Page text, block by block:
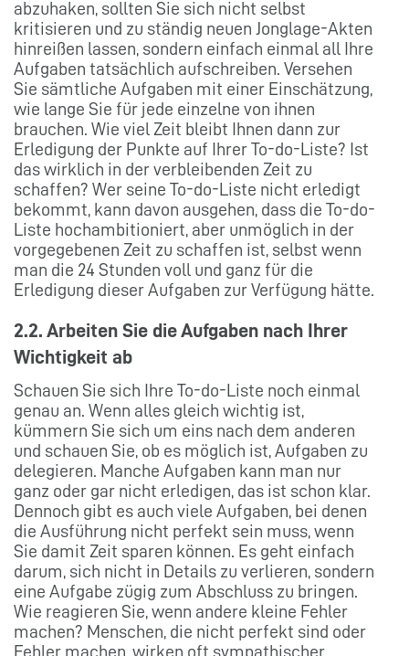
abzuhaken, sollten Sie sich nicht selbst
kritisieren und zu ständig neuen Jonglage-Akten
hinreißen lassen, sondern einfach einmal all Ihre
Aufgaben tatsächlich aufschreiben. Versehen
Sie sämtliche Aufgaben mit einer Einschätzung,
wie lange Sie für jede einzelne von ihnen
brauchen. Wie viel Zeit bleibt Ihnen dann zur
Erledigung der Punkte auf Ihrer To-do-Liste? Ist
das wirklich in der verbleibenden Zeit zu
schaffen? Wer seine To-do-Liste nicht erledigt
bekommt, kann davon ausgehen, dass die To-do-
Liste hochambitioniert, aber unmöglich in der
vorgegebenen Zeit zu schaffen ist, selbst wenn
man die 24 Stunden voll und ganz für die
Erledigung dieser Aufgaben zur Verfügung hätte.
2.2. Arbeiten Sie die Aufgaben nach Ihrer
Wichtigkeit ab
Schauen Sie sich Ihre To-do-Liste noch einmal
genau an. Wenn alles gleich wichtig ist,
kümmern Sie sich um eins nach dem anderen
und schauen Sie, ob es möglich ist, Aufgaben zu
delegieren. Manche Aufgaben kann man nur
ganz oder gar nicht erledigen, das ist schon klar.
Dennoch gibt es auch viele Aufgaben, bei denen
die Ausführung nicht perfekt sein muss, wenn
Sie damit Zeit sparen können. Es geht einfach
darum, sich nicht in Details zu verlieren, sondern
eine Aufgabe zügig zum Abschluss zu bringen.
Wie reagieren Sie, wenn andere kleine Fehler
machen? Menschen, die nicht perfekt sind oder
Fehler machen, wirken oft sympathischer.